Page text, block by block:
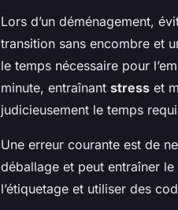
Lors d’un déménagement,
transition sans encombre et
le temps nécessaire pour
minute, entraînant stress et
judicieusement le temps
Une erreur courante est de
déballage et peut entraîner
l’étiquetage et utiliser des